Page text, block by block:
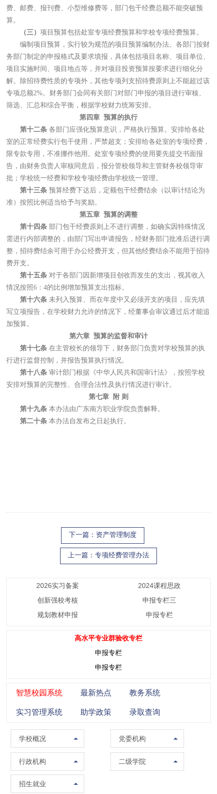
费、邮费、报刊费、小型维修费等，部门包干经费总额不能突破预
算。
（三）项目预算包括处室专项经费预算和学校专项经费预算。
编制项目预算，实行较为规范的项目预算编制办法。各部门按财
务部门制定的申报格式及要求填报，具体包括项目名称、项目单位、
项目实施时间、项目地点等，并对项目投资预算按要求进行细化分
解。除招待费性质的专项外，其他专项列支招待费原则上不能超过该
专项总额2%。财务部门会同有关部门对部门申报的项目进行审核、
筛选、汇总和综合平衡，根据学校财力统筹安排。
第四章 预算的执行
第十二条 各部门应强化预算意识，严格执行预算。安排给各处
室的正常经费实行包干使用，严禁超支；安排给各处室的专项经费，
限专款专用，不准挪作他用。处室专项经费的使用要先提交书面报
告，由财务负责人审核同意后，报分管校领导和主管财务校领导审
批；学校统一经费和学校专项经费由学校统一管理。
第十三条 预算经费下达后，定额包干经费结余（以审计结论为
准）按照比例适当给予与奖励。
第五章 预算的调整
第十四条 部门包干经费原则上不进行调整，如确实因特殊情况
需进行内部调整的，由部门写出申请报告，经财务部门批准后进行调
整，招待费结余可用于办公经费开支，但其他经费结余不能用于招待
费开支。
第十五条 对于各部门因新增项目创收而发生的支出，视其收入
情况按照6：4的比例增加预算支出指标。
第十六条 未列入预算、而在年度中又必须开支的项目，应先填
写立项报告，在学校财力允许的情况下，经董事会审议通过后才能追
加预算。
第六章 预算的监督和审计
第十七条 在主管校长的领导下，财务部门负责对学校预算的执
行进行监督控制，并报告预算执行情况。
第十八条 审计部门根据《中华人民共和国审计法》，按照学校
安排对预算的完整性、合理合法性及执行情况进行审计。
第七章 附 则
第十九条 本办法由广东南方职业学院负责解释。
第二十条 本办法自发布之日起执行。
下一篇：资产管理制度
上一篇：专项经费管理办法
2026实习备案
2024课程思政
创新强校考核
申报专栏三
规划教材申报
申报专栏
高水平专业群验收专栏
申报专栏
申报专栏
智慧校园系统
实习管理系统
最新热点
助学政策
教务系统
录取查询
学校概况
学校概况
校训精神
现任领导
组织架构
党委机构
党委组织部（党校）
党委宣传部（普法办公室）
党委统战部
行政机构
党政办公室（法制办公室）
南校区管委会办公室
二级学院
马克思主义学院
招生就业
招生办公室